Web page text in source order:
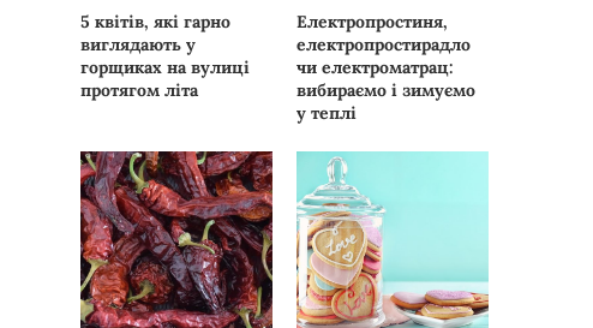
5 квітів, які гарно
виглядають у
горщиках на вулиці
протягом літа
Електропростиня,
електропростирадло
чи електроматрац:
вибираємо і зимуємо
у теплі